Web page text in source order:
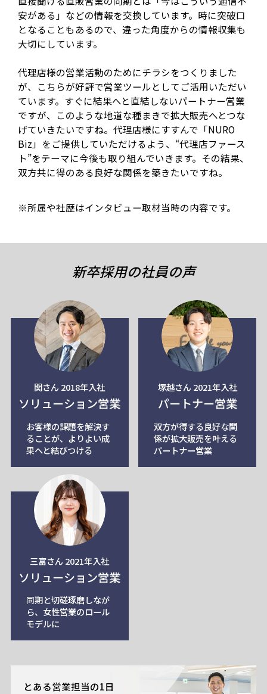
安がある」などの情報を交換しています。時に突破口
となることもあるので、違った角度からの情報収集も
大切にしています。
代理店様の営業活動のためにチラシをつくりました
が、こちらが好評で営業ツールとしてご活用いただい
ています。すぐに結果へと直結しないパートナー営業
ですが、このような地道な種まきで拡大販売へとつな
げていきたいですね。代理店様にすすんで「NURO
Biz」をご提供していただけるよう、“代理店ファース
ト”をテーマに今後も取り組んでいきます。その結果、
双方共に得のある良好な関係を築きたいですね。
※所属や社歴はインタビュー取材当時の内容です。
新卒採用の社員の声
関さん 2018年入社
ソリューション営業
お客様の課題を解決す
ることが、よりよい成
果へと結びつける
塚越さん 2021年入社
パートナー営業
双方が得する良好な関
係が拡大販売を叶える
パートナー営業
三富さん 2021年入社
ソリューション営業
同期と切磋琢磨しなが
ら、女性営業のロール
モデルに
とある営業担当の1日